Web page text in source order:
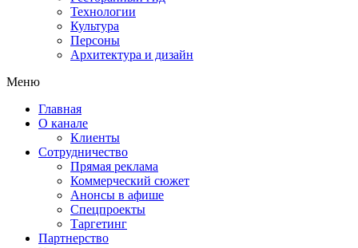
Технологии
Культура
Персоны
Архитектура и дизайн
Меню
Главная
О канале
Клиенты
Сотрудничество
Прямая реклама
Коммерческий сюжет
Анонсы в афише
Cпецпроекты
Таргетинг
Партнерство